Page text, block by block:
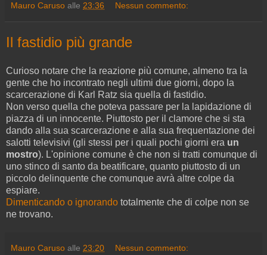
Mauro Caruso alle 23:36 Nessun commento:
Il fastidio più grande
Curioso notare che la reazione più comune, almeno tra la
gente che ho incontrato negli ultimi due giorni, dopo la
scarcerazione di Karl Ratz sia quella di fastidio.
Non verso quella che poteva passare per la lapidazione di
piazza di un innocente. Piuttosto per il clamore che si sta
dando alla sua scarcerazione e alla sua frequentazione dei
salotti televisivi (gli stessi per i quali pochi giorni era un
mostro). L'opinione comune è che non si tratti comunque di
uno stinco di santo da beatificare, quanto piuttosto di un
piccolo delinquente che comunque avrà altre colpe da
espiare.
Dimenticando o ignorando totalmente che di colpe non se
ne trovano.
Mauro Caruso alle 23:20 Nessun commento: